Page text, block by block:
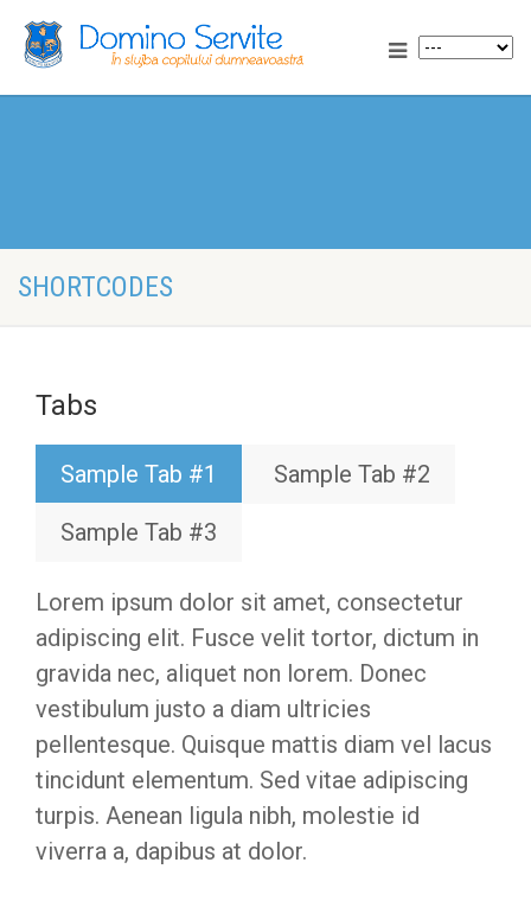
SHORTCODES
Tabs
Sample Tab #1 Sample Tab #2
Sample Tab #3
Lorem ipsum dolor sit amet, consectetur
adipiscing elit. Fusce velit tortor, dictum in
gravida nec, aliquet non lorem. Donec
vestibulum justo a diam ultricies
pellentesque. Quisque mattis diam vel lacus
tincidunt elementum. Sed vitae adipiscing
turpis. Aenean ligula nibh, molestie id
viverra a, dapibus at dolor.